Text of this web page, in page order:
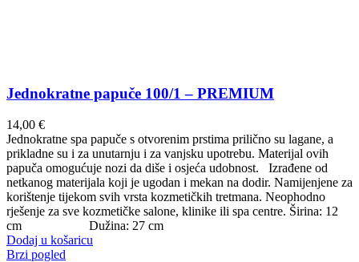
Jednokratne papuče 100/1 – PREMIUM
14,00 €
Jednokratne spa papuče s otvorenim prstima prilično su lagane, a
prikladne su i za unutarnju i za vanjsku upotrebu. Materijal ovih
papuča omogućuje nozi da diše i osjeća udobnost. Izrađene od
netkanog materijala koji je ugodan i mekan na dodir. Namijenjene za
korištenje tijekom svih vrsta kozmetičkih tretmana. Neophodno
rješenje za sve kozmetičke salone, klinike ili spa centre. Širina: 12
cm Dužina: 27 cm
Dodaj u košaricu
Brzi pogled